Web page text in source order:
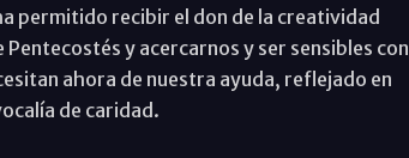
permitido recibir el don de la creatividad
y acercarnos y ser sensibles con
ahora de nuestra ayuda, reflejado en
de caridad.